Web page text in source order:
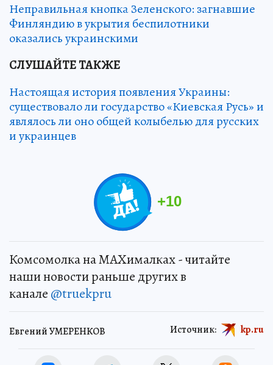
Неправильная кнопка Зеленского: загнавшие
Финляндию в укрытия беспилотники
оказались украинскими
СЛУШАЙТЕ ТАКЖЕ
Настоящая история появления Украины:
существовало ли государство «Киевская Русь» и
являлось ли оно общей колыбелью для русских
и украинцев
+10
Комсомолка на MAXималках - читайте
наши новости раньше других в
канале @truekpru
Евгений УМЕРЕНКОВ Источник: kp.ru